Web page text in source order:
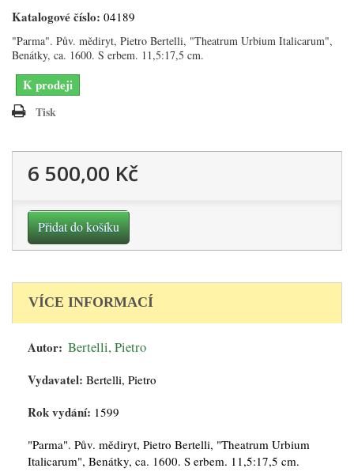
Katalogové číslo: 04189
"Parma". Pův. mědiryt, Pietro Bertelli, "Theatrum Urbium Italicarum",
Benátky, ca. 1600. S erbem. 11,5:17,5 cm.
K prodeji
Tisk
6 500,00 Kč
Přidat do košíku
VÍCE INFORMACÍ
Autor: Bertelli, Pietro
Vydavatel: Bertelli, Pietro
Rok vydání: 1599
"Parma". Pův. mědiryt, Pietro Bertelli, "Theatrum Urbium
Italicarum", Benátky, ca. 1600. S erbem. 11,5:17,5 cm.